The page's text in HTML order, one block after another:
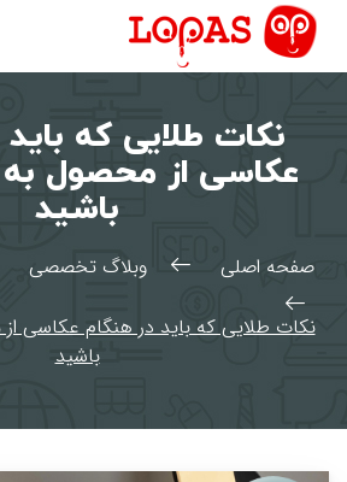
پرش
محتوا
نکات طلایی که
عکاسی از محصول به
باشید
صفحه اصلی وبلاگ تخصصی
نکات طلایی که باید در هنگام عکاسی
باشید